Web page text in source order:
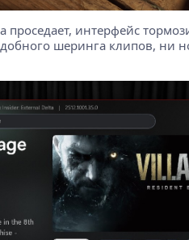
интерфейс
шеринга клипов, ни